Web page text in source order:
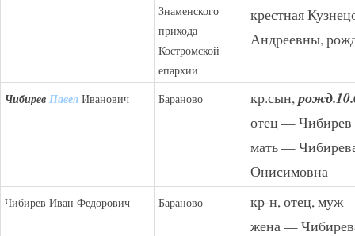
Знаменского
прихода
Костромской
епархии
крестная
Андреевны,
Чибирев Павел Иванович Бараново кр.сын,
отец —
мать —
Онисимовна
Чибирев Иван Федорович Бараново
кр-н, отец, муж
жена —